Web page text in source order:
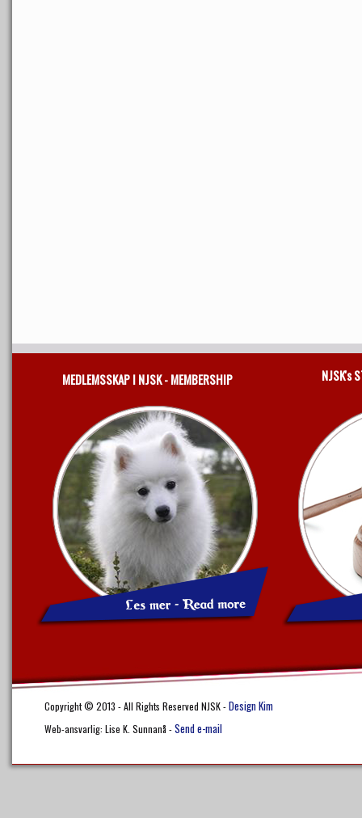
MEDLEMSSKAP I NJSK - MEMBERSHIP NJSK's
Copyright © 2013 - All Rights Reserved NJSK -Design Kim
Web-ansvarlig: Lise K. Sunnanå -Send e-mail